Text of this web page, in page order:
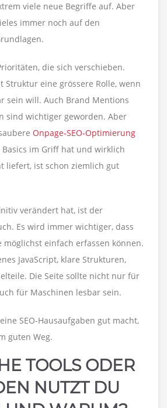
viele neue Begriffe auf. Aber
immer noch auf den
die sich verschieben.
Struktur eine grössere Rolle, wenn
sein will. Auch Brand Mentions
sind wichtiger geworden. Aber
Onpage-SEO-Optimierung
im Griff hat und wirklich
liefert, ist schon ziemlich gut
verändert hat, ist der
Es wird immer wichtiger, dass
möglichst einfach erfassen können.
JavaScript, klare Strukturen,
Die Seite sollte nicht nur für
für Maschinen lesbar sein.
SEO-Hausaufgaben gut macht,
guten Weg.
TOOLS ODER
NUTZT DU